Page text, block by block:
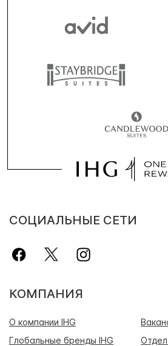
СОЦИАЛЬНЫЕ СЕТИ
КОМПАНИЯ
О компании IHG
Глобальные бренды IHG
Отдел